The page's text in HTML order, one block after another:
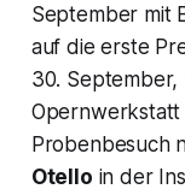
September mit
auf die erste
30. Sep­tember,
Opernwerkstatt
Proben­besuch
Otello in der